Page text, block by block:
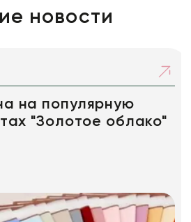
новости
на популярную
"Золотое облако"